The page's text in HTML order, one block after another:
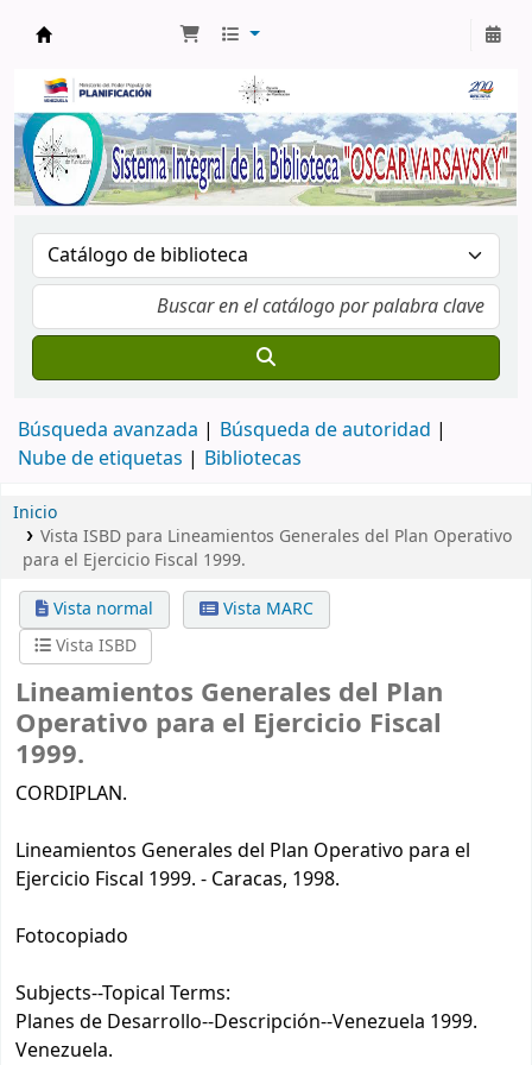
Búsqueda avanzada
Búsqueda de autoridad
Nube de etiquetas
Bibliotecas
Inicio
Vista ISBD para Lineamientos Generales del Plan Operativo
para el Ejercicio Fiscal 1999.
Vista normal
Vista MARC
Vista ISBD
Lineamientos Generales del Plan
Operativo para el Ejercicio Fiscal
1999.
CORDIPLAN.
Lineamientos Generales del Plan Operativo para el
Ejercicio Fiscal 1999. - Caracas, 1998.
Fotocopiado
Subjects--Topical Terms:
Planes de Desarrollo--Descripción--Venezuela 1999.
Venezuela.